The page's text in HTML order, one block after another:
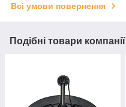
Всі умови повернення
Подібні товари компанії